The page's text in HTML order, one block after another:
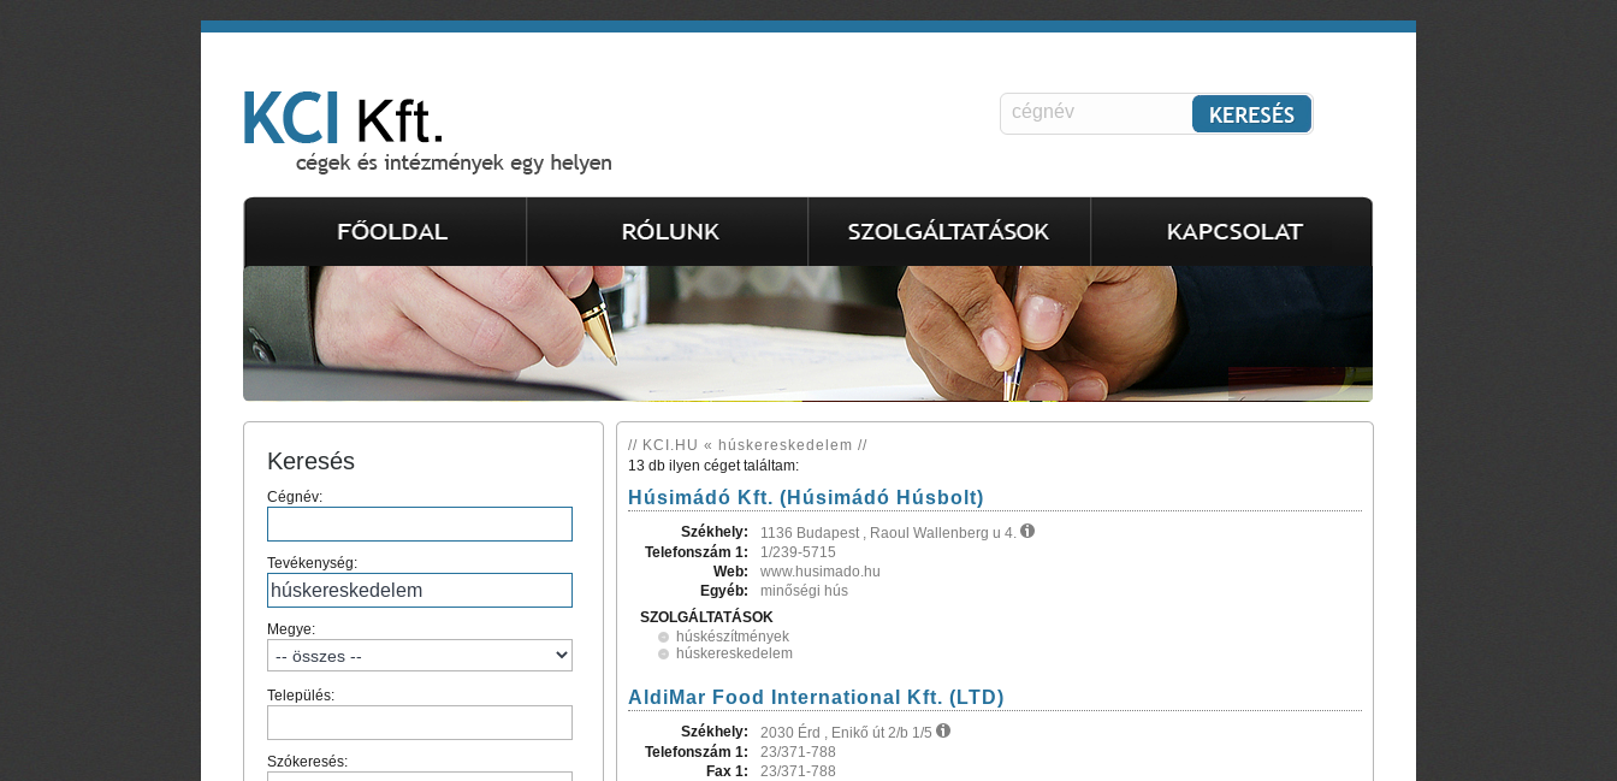
Keresés
Cégnév:
Tevékenység:
Megye:
Település:
Szókeresés:
// KCI.HU « húskereskedelem //
13 db ilyen céget találtam:
Húsimádó Kft. (Húsimádó Húsbolt)
Székhely:
1136 Budapest , Raoul Wallenberg u 4.
Telefonszám 1:
1/239-5715
Web:
www.husimado.hu
Egyéb:
minőségi hús
SZOLGÁLTATÁSOK
húskészítmények
húskereskedelem
AldiMar Food International Kft. (LTD)
Székhely:
2030 Érd , Enikő út 2/b 1/5
Telefonszám 1:
23/371-788
Fax 1:
23/371-788